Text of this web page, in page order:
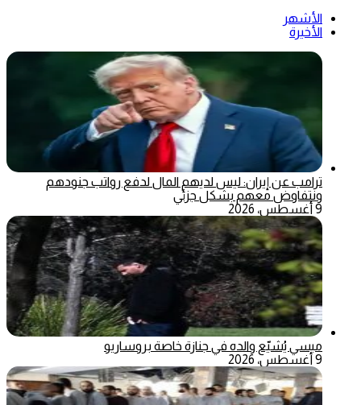
الأشهر
الأخيرة
ترامب عن إيران: ليس لديهم المال لدفع رواتب جنودهم
ونتفاوض معهم بشكل جزئي
9 أغسطس، 2026
ميسي يُشيّع والده في جنازة خاصة بروساريو
9 أغسطس، 2026